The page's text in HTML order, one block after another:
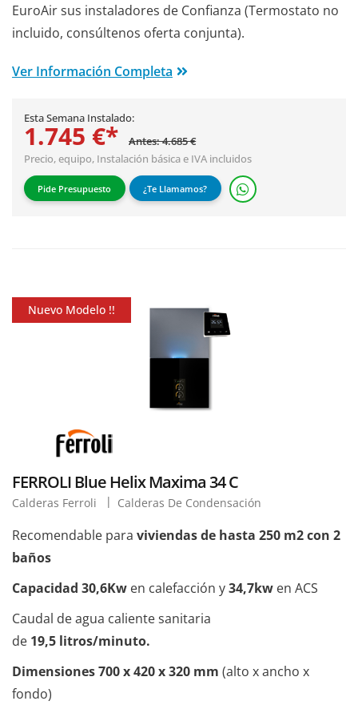
EuroAir sus instaladores de Confianza (Termostato no
incluido, consúltenos oferta conjunta).
Ver Información Completa
Esta Semana Instalado:
1.745 €*
Antes: 4.685 €
Precio, equipo, Instalación básicae IVA incluidos
Pide Presupuesto ¿Te Llamamos?
Nuevo Modelo !!
FERROLI Blue Helix Maxima 34 C
Calderas Ferroli Calderas De Condensación
Recomendable para viviendas de hasta 250 m2 con 2
baños
Capacidad 30,6Kw en calefacción y34,7kw en ACS
Caudal de agua caliente sanitaria
de 19,5 litros/minuto.
Dimensiones 700 x 420 x 320 mm (alto x ancho x
fondo)